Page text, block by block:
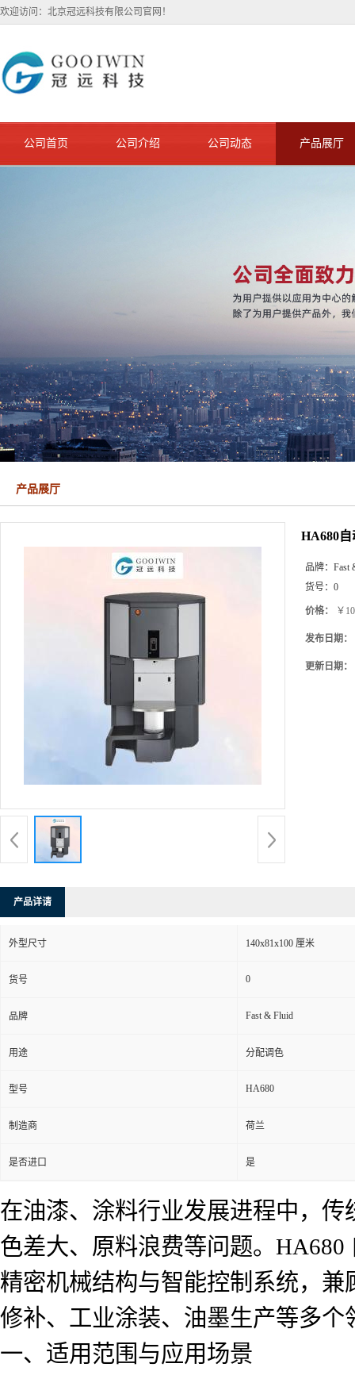
欢迎访问：北京冠远科技有限公司官网！
公司首页 公司介绍 公司动态 产品展厅
产品展厅
HA680
品牌： Fast
货号： 0
价格： ￥
发布日期：
更新日期：
产品详请
外型尺寸 140x81x100 厘米
货号 0
品牌 Fast & Fluid
用途 分配调色
型号 HA680
制造商 荷兰
是否进口 是
在油漆、涂料行业发展进程中，
色差大、原料浪费等问题。
精密机械结构与智能控制系统，
修补、工业涂装、油墨生产等多
一、适用范围与应用场景